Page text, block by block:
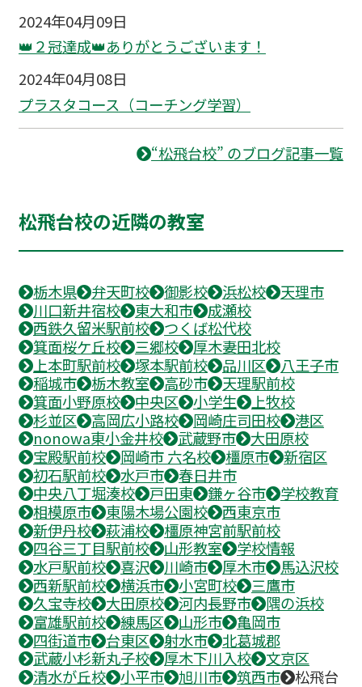
2024年04月09日
👑２冠達成👑ありがとうございます！
2024年04月08日
プラスタコース（コーチング学習）
“松飛台校” のブログ記事一覧
松飛台校の近隣の教室
栃木県 弁天町校 御影校 浜松校
天理市
川口新井宿校
東大和市
成瀬校
西鉄久留米駅前校
つくば松代校
箕面桜ケ丘校
三郷校
厚木妻田北校
上本町駅前校
塚本駅前校 品川区
八王子市
稲城市
栃木教室 高砂市
天理駅前校
箕面小野原校
中央区 小学生
上牧校
杉並区
高岡広小路校 岡崎庄司田校
港区
nonowa東小金井校
武蔵野市
大田原校
宝殿駅前校
岡崎市 六名校 橿原市
新宿区
初石駅前校
水戸市
春日井市
中央八丁堀湊校
戸田東 鎌ヶ谷市
学校教育
相模原市
東陽木場公園校
西東京市
新伊丹校
萩浦校
橿原神宮前駅前校
四谷三丁目駅前校
山形教室
学校情報
水戸駅前校
喜沢 川崎市 厚木市
馬込沢校
西新駅前校
横浜市 小宮町校
三鷹市
久宝寺校
大田原校 河内長野市
隅の浜校
富雄駅前校
練馬区 山形市
亀岡市
四街道市
台東区 射水市
北葛城郡
武蔵小杉新丸子校
厚木下川入校
文京区
清水が丘校
小平市 旭川市 筑西市
松飛台